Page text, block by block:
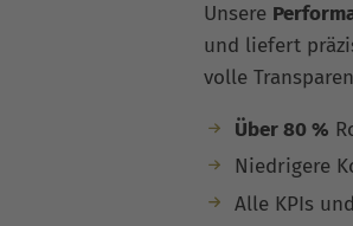
Unsere
und liefert
volle
Über 80 %
Niedrigere
Alle KPIs